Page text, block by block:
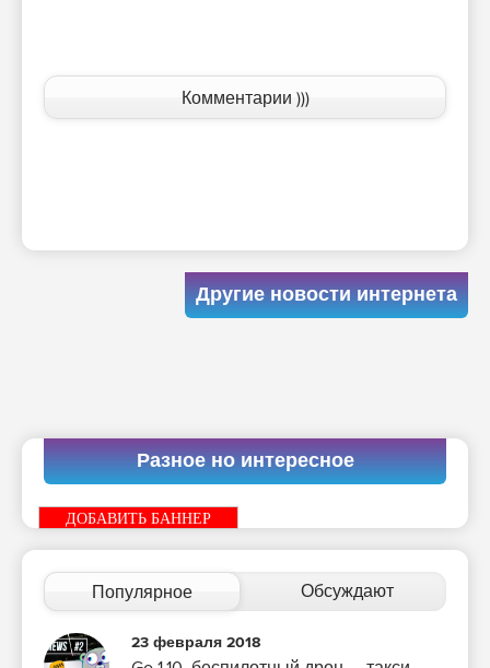
Комментарии )))
Другие новости интернета
Разное но интересное
ДОБАВИТЬ БАННЕР
Популярное Обсуждают
23 февраля 2018